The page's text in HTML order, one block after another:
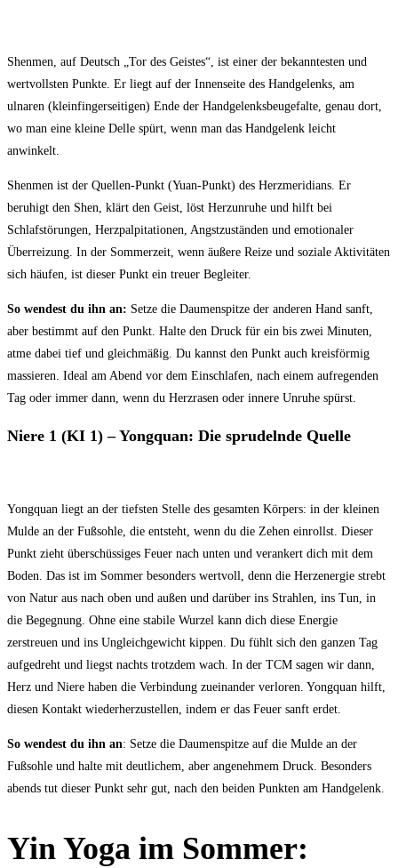
Shenmen, auf Deutsch „Tor des Geistes“, ist einer der bekanntesten und
wertvollsten Punkte. Er liegt auf der Innenseite des Handgelenks, am
ulnaren (kleinfingerseitigen) Ende der Handgelenksbeugefalte, genau dort,
wo man eine kleine Delle spürt, wenn man das Handgelenk leicht
anwinkelt.
Shenmen ist der Quellen-Punkt (Yuan-Punkt) des Herzmeridians. Er
beruhigt den Shen, klärt den Geist, löst Herzunruhe und hilft bei
Schlafstörungen, Herzpalpitationen, Angstzuständen und emotionaler
Überreizung. In der Sommerzeit, wenn äußere Reize und soziale Aktivitäten
sich häufen, ist dieser Punkt ein treuer Begleiter.
So wendest du ihn an: Setze die Daumenspitze der anderen Hand sanft,
aber bestimmt auf den Punkt. Halte den Druck für ein bis zwei Minuten,
atme dabei tief und gleichmäßig. Du kannst den Punkt auch kreisförmig
massieren. Ideal am Abend vor dem Einschlafen, nach einem aufregenden
Tag oder immer dann, wenn du Herzrasen oder innere Unruhe spürst.
Niere 1 (KI 1) – Yongquan: Die sprudelnde Quelle
Yongquan liegt an der tiefsten Stelle des gesamten Körpers: in der kleinen
Mulde an der Fußsohle, die entsteht, wenn du die Zehen einrollst. Dieser
Punkt zieht überschüssiges Feuer nach unten und verankert dich mit dem
Boden. Das ist im Sommer besonders wertvoll, denn die Herzenergie strebt
von Natur aus nach oben und außen und darüber ins Strahlen, ins Tun, in
die Begegnung. Ohne eine stabile Wurzel kann dich diese Energie
zerstreuen und ins Ungleichgewicht kippen. Du fühlt sich den ganzen Tag
aufgedreht und liegst nachts trotzdem wach. In der TCM sagen wir dann,
Herz und Niere haben die Verbindung zueinander verloren. Yongquan hilft,
diesen Kontakt wiederherzustellen, indem er das Feuer sanft erdet.
So wendest du ihn an: Setze die Daumenspitze auf die Mulde an der
Fußsohle und halte mit deutlichem, aber angenehmem Druck. Besonders
abends tut dieser Punkt sehr gut, nach den beiden Punkten am Handgelenk.
Yin Yoga im Sommer: